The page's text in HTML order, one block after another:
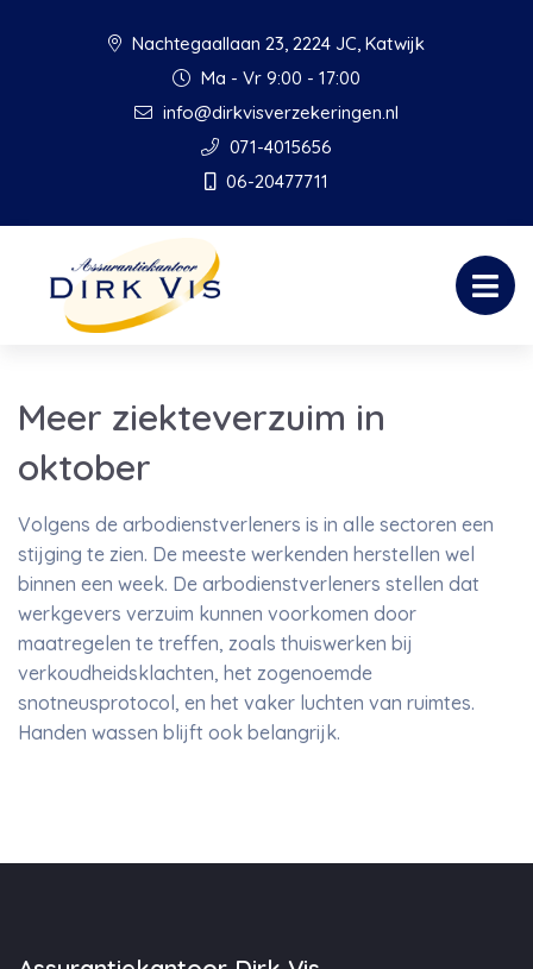
Nachtegaallaan 23, 2224 JC, Katwijk
Ma - Vr 9:00 - 17:00
info@dirkvisverzekeringen.nl
071-4015656
06-20477711
Meer ziekteverzuim in
oktober
Volgens de arbodienstverleners is in alle sectoren een
stijging te zien. De meeste werkenden herstellen wel
binnen een week. De arbodienstverleners stellen dat
werkgevers verzuim kunnen voorkomen door
maatregelen te treffen, zoals thuiswerken bij
verkoudheidsklachten, het zogenoemde
snotneusprotocol, en het vaker luchten van ruimtes.
Handen wassen blijft ook belangrijk.